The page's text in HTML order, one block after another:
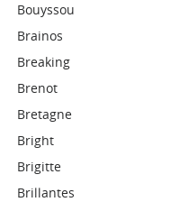
Bouyssou
Brainos
Breaking
Brenot
Bretagne
Bright
Brigitte
Brillantes